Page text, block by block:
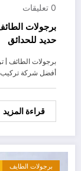
0 تعليقات
برجولات
حديد للحدائق
برجولات الطائف |
أفضل شركة
قراءة المزيد
برجولات الطايف